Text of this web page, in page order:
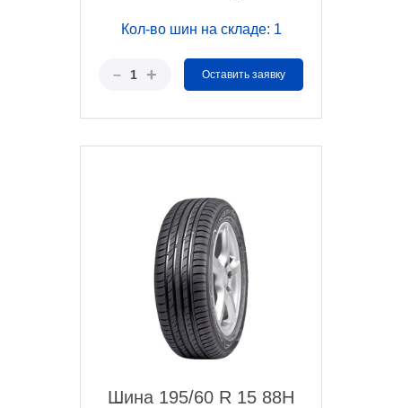
Кол-во шин на складе: 1
– 1 + Оставить заявку
Шина 195/60 R 15 88H